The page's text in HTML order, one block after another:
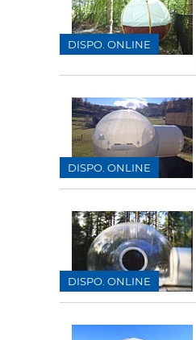
DISPO. ONLINE
DISPO. ONLINE
DISPO. ONLINE